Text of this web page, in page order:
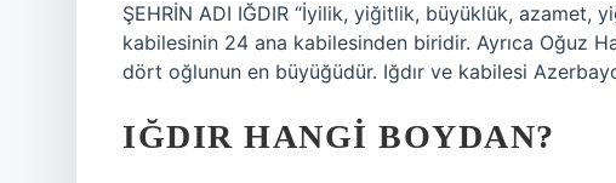
ŞEHRİN ADI IĞDIR “İyilik, yiğitlik, büyüklük, azamet,
kabilesinin 24 ana kabilesinden biridir. Ayrıca Oğuz
dört oğlunun en büyüğüdür. Iğdır ve kabilesi
IĞDIR HANGI BOYDAN?